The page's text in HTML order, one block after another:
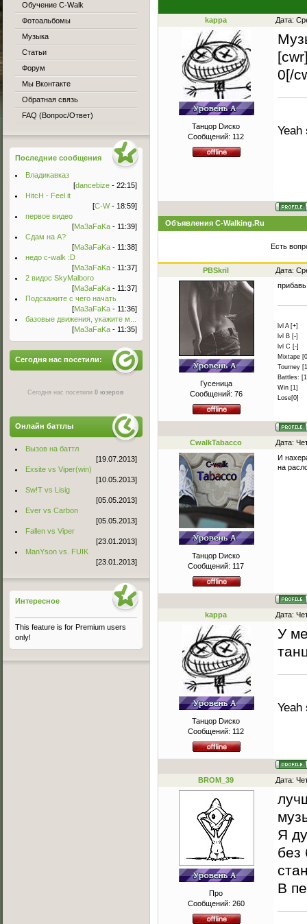
kappa Дата:
Танцор Dиско
Сообщений: 112
0[/
Yeah
Объявления C-Walking.Ru
Есть
PBSkril Дата:
Гусеница
Сообщений: 76
lvl A [+]
lvl B [-]
lvl C [-]
Mixtape
Tourney
Battles:
Win [1]
Lose[0]
CwalkTabacco Дата:
Танцор Dиско
Сообщений: 117
И
на
kappa Дата:
Танцор Dиско
Сообщений: 112
У
Yeah
BROM_39 Дата:
Про
Сообщений: 260
Я
без
В
Обучение C-Walk
Фотоальбомы
Музыка
Статьи
Форум
Мы Вконтакте
Обратная связь
FAQ (Вопрос/Ответ)
Последние сообщения
Владикавказ
[dancebize - 22:15]
HitcH - Feel it
[C-W- 18:59]
первое видео
[Ma3aFaKa - 11:39]
Сдам на А?
[Ma3aFaKa - 11:38]
недо c-walk :D
[Ma3aFaKa - 11:37]
2 видос SkyMalboro
[Ma3aFaKa - 11:37]
Подскажите с чего начать
[Ma3aFaKa - 11:36]
базовые движения, укажите м...
[Ma3aFaKa - 11:35]
Сегодня нас посетили:
Сегодня нас посетили0 юзеров
Онлайн баттлы
Вызов на баттл
[19.07.2013]
Exsite vs Viper(win)
[10.05.2013]
Sw!T vs Lisig
[05.05.2013]
Ever vs Carbon
[05.05.2013]
Fallen vs Viper
[23.01.2013]
ManYson vs. FUIK
[23.01.2013]
Интересное
This feature is for Premium users
only!